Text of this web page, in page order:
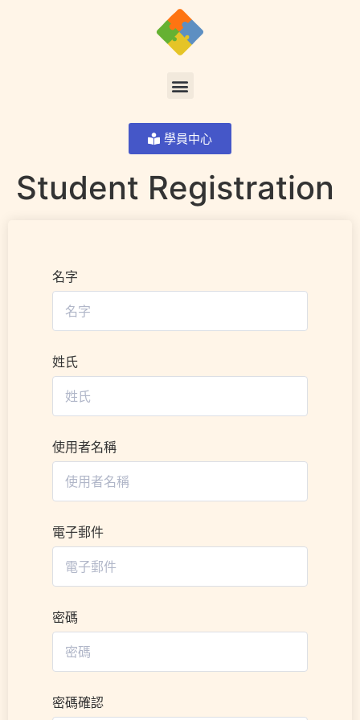
學員中心
Student Registration
名字
姓氏
使用者名稱
電子郵件
密碼
密碼確認